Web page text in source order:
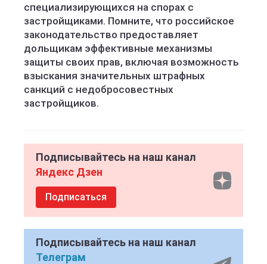
специализирующихся на спорах с
застройщиками. Помните, что российское
законодательство предоставляет
дольщикам эффективные механизмы
защиты своих прав, включая возможность
взыскания значительных штрафных
санкций с недобросовестных
застройщиков.
Подписывайтесь на наш канал
Яндекс Дзен
Подписаться
Подписывайтесь на наш канал
Телеграм